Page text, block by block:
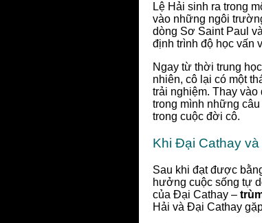
Lệ Hải sinh ra trong
vào những ngôi
dòng Sơ Saint Paul
định trình độ học vấn
Ngay từ thời trung
nhiên, cô lại có một
trải nghiệm. Thay
trong mình những
trong cuộc đời cô.
Khi Đại Cathay và
Sau khi đạt được
hưởng cuộc sống tự
của Đại Cathay –
Hải và Đại Cathay